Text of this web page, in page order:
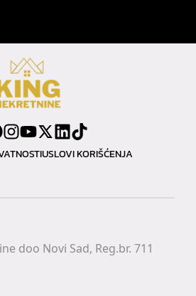
USLOVI KORIŠĆENJA
doo Novi Sad, Reg.br. 711